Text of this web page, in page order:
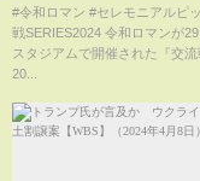
わず労いの言葉が 『交
SERIES 2024』セレモ
ッチ囲み取材
#令和ロマン #セレモニアルピ
戦SERIES2024 令和ロマンが
スタジアムで開催された『交
20...